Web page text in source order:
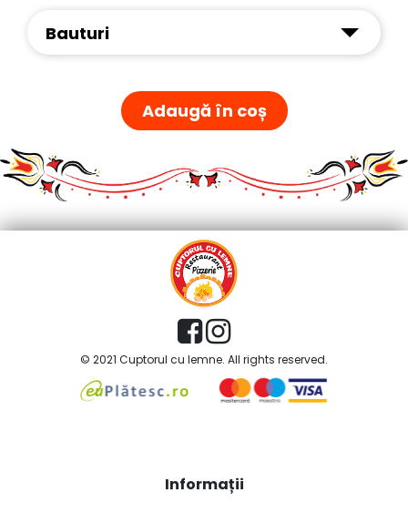
Bauturi
Adaugă în coș
© 2021 Cuptorul cu lemne. All rights reserved.
Informații